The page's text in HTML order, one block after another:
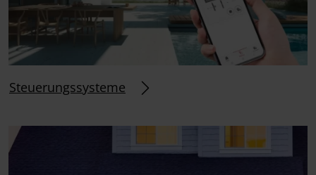
Steuerungssysteme